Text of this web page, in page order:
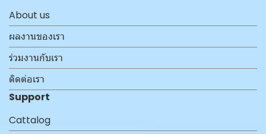
About us
ผลงานของเรา
ร่วมงานกับเรา
ติดต่อเรา
Support
Cattalog